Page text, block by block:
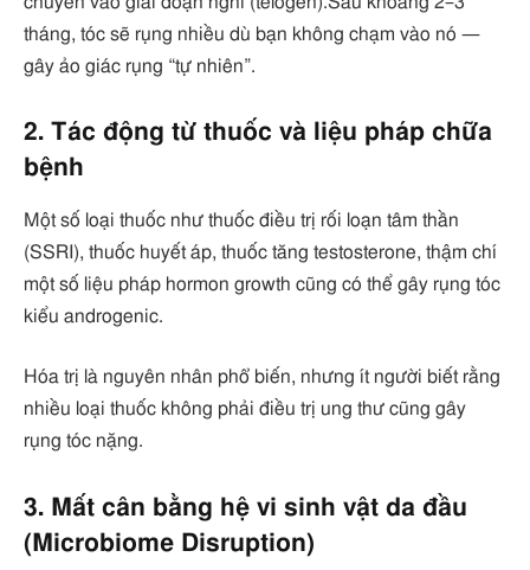
tháng, tóc sẽ rụng nhiều dù bạn không chạm vào nó —
gây ảo giác rụng “tự nhiên”.
2. Tác động từ thuốc và liệu pháp chữa
bệnh
Một số loại thuốc như thuốc điều trị rối loạn tâm thần
(SSRI), thuốc huyết áp, thuốc tăng testosterone, thậm chí
một số liệu pháp hormon growth cũng có thể gây rụng tóc
kiểu androgenic.
Hóa trị là nguyên nhân phổ biến, nhưng ít người biết rằng
nhiều loại thuốc không phải điều trị ung thư cũng gây
rụng tóc nặng.
3. Mất cân bằng hệ vi sinh vật da đầu
(Microbiome Disruption)